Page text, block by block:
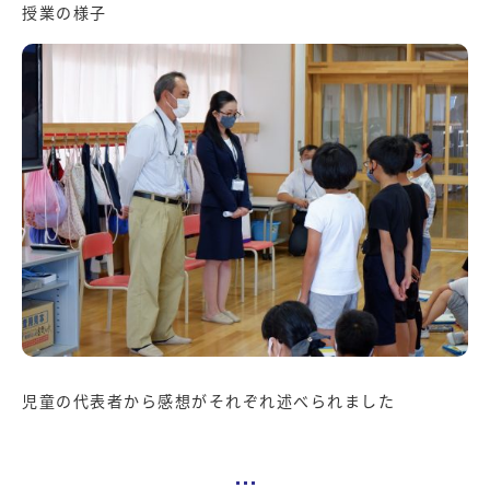
授業の様子
児童の代表者から感想がそれぞれ述べられました